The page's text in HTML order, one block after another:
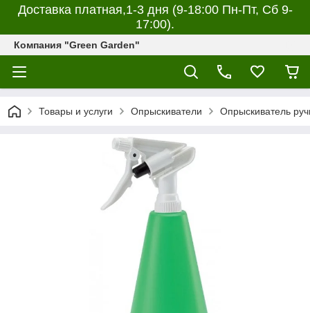
Доставка платная,1-3 дня (9-18:00 Пн-Пт, Сб 9-
17:00).
Компания "Green Garden"
Товары и услуги Опрыскиватели Опрыскиватель